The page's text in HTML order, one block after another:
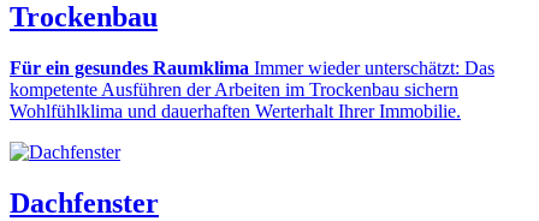
Trockenbau
Für ein gesundes Raumklima Immer wieder unterschätzt: Das
kompetente Ausführen der Arbeiten im Trockenbau sichern
Wohlfühlklima und dauerhaften Werterhalt Ihrer Immobilie.
Dachfenster